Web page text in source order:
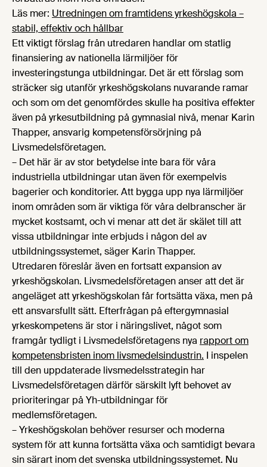
Läs mer: Utredningen om framtidens yrkeshögskola –
stabil, effektiv och hållbar
Ett viktigt förslag från utredaren handlar om statlig
finansiering av nationella lärmiljöer för
investeringstunga utbildningar. Det är ett förslag som
sträcker sig utanför yrkeshögskolans nuvarande ramar
och som om det genomfördes skulle ha positiva effekter
även på yrkesutbildning på gymnasial nivå, menar Karin
Thapper, ansvarig kompetensförsörjning på
Livsmedelsföretagen.
– Det här är av stor betydelse inte bara för våra
industriella utbildningar utan även för exempelvis
bagerier och konditorier. Att bygga upp nya lärmiljöer
inom områden som är viktiga för våra delbranscher är
mycket kostsamt, och vi menar att det är skälet till att
vissa utbildningar inte erbjuds i någon del av
utbildningssystemet, säger Karin Thapper.
Utredaren föreslår även en fortsatt expansion av
yrkeshögskolan. Livsmedelsföretagen anser att det är
angeläget att yrkeshögskolan får fortsätta växa, men på
ett ansvarsfullt sätt. Efterfrågan på eftergymnasial
yrkeskompetens är stor i näringslivet, något som
framgår tydligt i Livsmedelsföretagens nya rapport om
kompetensbristen inom livsmedelsindustrin. I inspelen
till den uppdaterade livsmedelsstrategin har
Livsmedelsföretagen därför särskilt lyft behovet av
prioriteringar på Yh-utbildningar för
medlemsföretagen.
– Yrkeshögskolan behöver resurser och moderna
system för att kunna fortsätta växa och samtidigt bevara
sin särart inom det svenska utbildningssystemet. Nu